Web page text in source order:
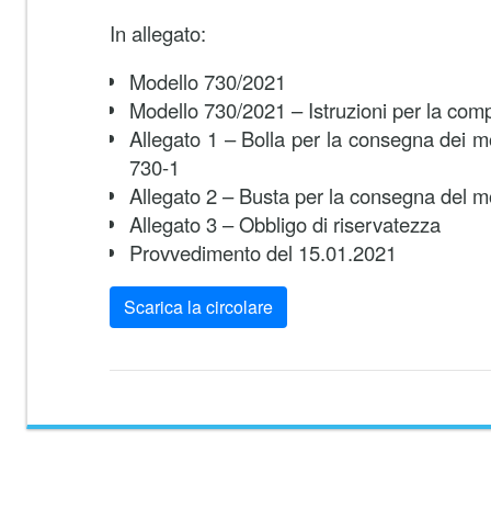
In allegato:
Modello 730/2021
Modello 730/2021 – Istruzioni per la
Allegato 1 – Bolla per la consegna dei
730-1
Allegato 2 – Busta per la consegna del
Allegato 3 – Obbligo di riservatezza
Provvedimento del 15.01.2021
Scarica la circolare